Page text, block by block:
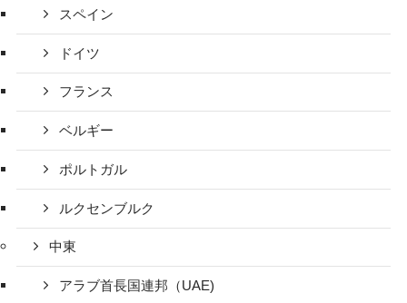
スペイン
ドイツ
フランス
ベルギー
ポルトガル
ルクセンブルク
中東
アラブ首長国連邦（UAE)